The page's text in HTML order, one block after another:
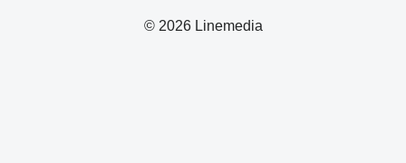
© 2026 Linemedia